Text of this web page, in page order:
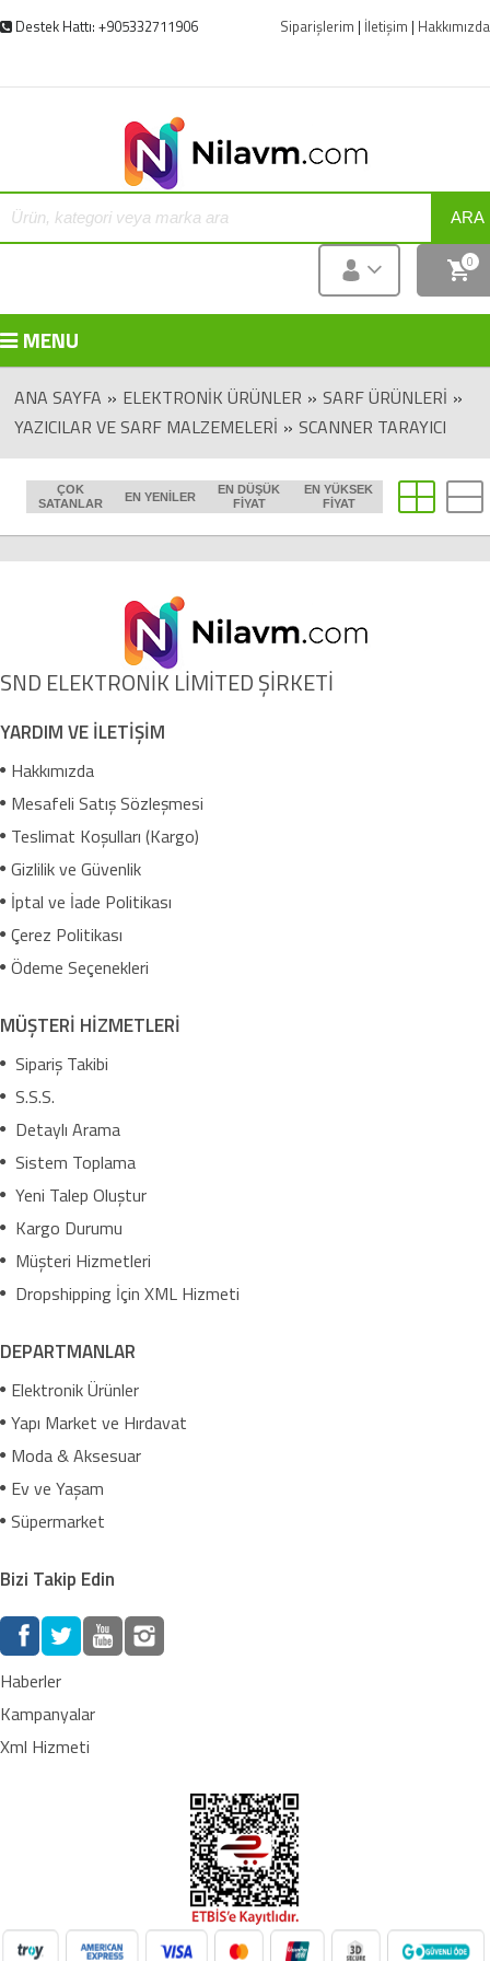
Destek Hattı: +905332711906 Siparişlerim | İletişim | Hakkımızda
ARA
0
MENU
ANA SAYFA » ELEKTRONIK ÜRÜNLER » SARF ÜRÜNLERI »
YAZICILAR VE SARF MALZEMELERI » SCANNER TARAYICI
ÇOK
SATANLAR
EN YENILER
EN DÜŞÜK
FIYAT
EN YÜKSEK
FIYAT
SND ELEKTRONİK LİMİTED ŞİRKETİ
YARDIM VE İLETİŞİM
Hakkımızda
Mesafeli Satış Sözleşmesi
Teslimat Koşulları (Kargo)
Gizlilik ve Güvenlik
İptal ve İade Politikası
Çerez Politikası
Ödeme Seçenekleri
MÜŞTERİ HİZMETLERİ
Sipariş Takibi
S.S.S.
Detaylı Arama
Sistem Toplama
Yeni Talep Oluştur
Kargo Durumu
Müşteri Hizmetleri
Dropshipping İçin XML Hizmeti
DEPARTMANLAR
Elektronik Ürünler
Yapı Market ve Hırdavat
Moda & Aksesuar
Ev ve Yaşam
Süpermarket
Bizi Takip Edin
Haberler
Kampanyalar
Xml Hizmeti